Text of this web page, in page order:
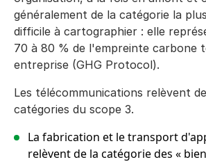
généralement de la catégorie la
difficile à cartographier : elle
70 à 80 % de l'empreinte carbone
entreprise (GHG Protocol).
Les télécommunications relèvent
catégories du scope 3.
La fabrication et le transport
relèvent de la catégorie des «